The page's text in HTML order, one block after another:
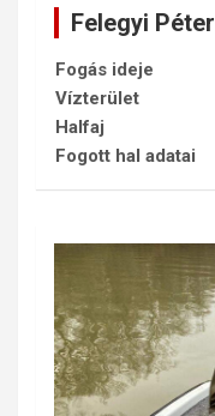
Felegyi Péter
Fogás ideje
Vízterület
Halfaj
Fogott hal adatai